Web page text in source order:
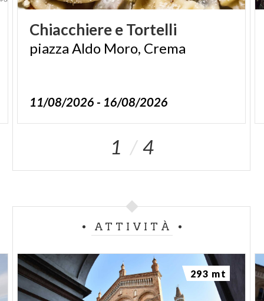
ChiacchiereeTortelli
piazza Aldo Moro, Crema
11/08/2026 - 16/08/2026
1 4
ATTIVITÀ
293 mt